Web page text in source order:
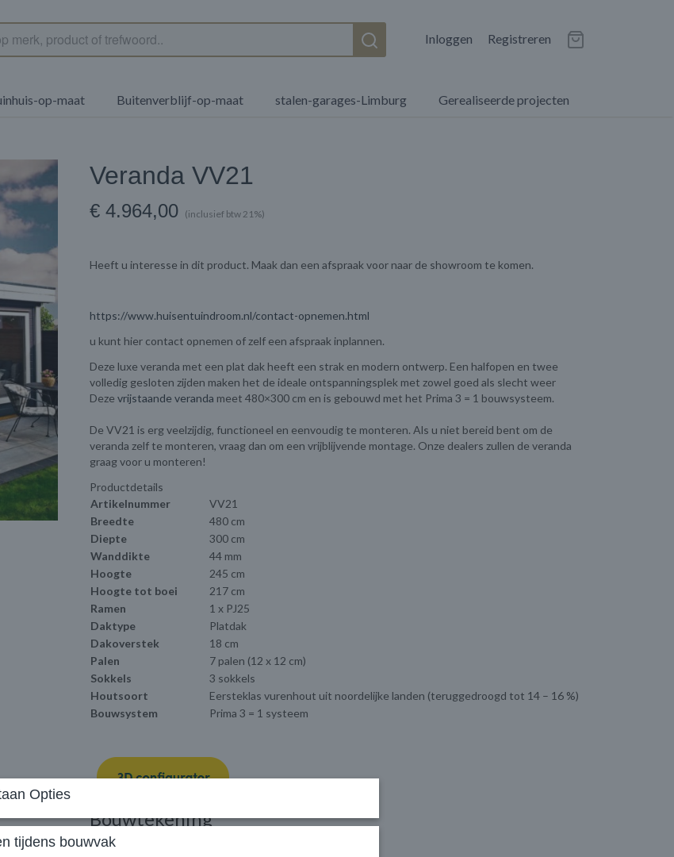
Inloggen Registreren
Gerealiseerde projecten
stalen-garages-Limburg
Buitenverblijf-op-maat
op-maat
Veranda VV21
€ 4.964,00 (inclusief btw 21%)
Heeft u interesse in dit product. Maak dan een afspraak voor naar de showroom te komen.
https://www.huisentuindroom.nl/contact-opnemen.html
u kunt hier contact opnemen of zelf een afspraak inplannen.
Deze luxe veranda met een plat dak heeft een strak en modern ontwerp. Een halfopen en twee
volledig gesloten zijden maken het de ideale ontspanningsplek met zowel goed als slecht weer
Deze vrijstaande veranda meet 480×300 cm en is gebouwd met het Prima 3 = 1 bouwsysteem.
De VV21 is erg veelzijdig, functioneel en eenvoudig te monteren. Als u niet bereid bent om de
veranda zelf te monteren, vraag dan om een vrijblijvende montage. Onze dealers zullen de veranda
graag voor u monteren!
Productdetails
Artikelnummer
VV21
Breedte
480 cm
Diepte
300 cm
Wanddikte
44 mm
Hoogte
245 cm
Hoogte tot boei
217 cm
Ramen
1 x PJ25
Daktype
Platdak
Dakoverstek
18 cm
Palen
7 palen (12 x 12 cm)
Sokkels
3 sokkels
Houtsoort
Eersteklas vurenhout uit noordelijke landen (teruggedroogd tot 14 – 16 %)
Bouwsystem
Prima 3 = 1 systeem
Bouwtekening
Bekijk de
Opties
tijdens bouwvak